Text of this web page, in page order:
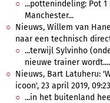
...pottenindeling: Pot 1
Manchester...
Nieuws, Willem van
naar een technisch
...terwijl Sylvinho
nieuwe trainer wordt....
Nieuws, Bart Latuheru:
icoon', 23 april 2019,
...in het buitenland